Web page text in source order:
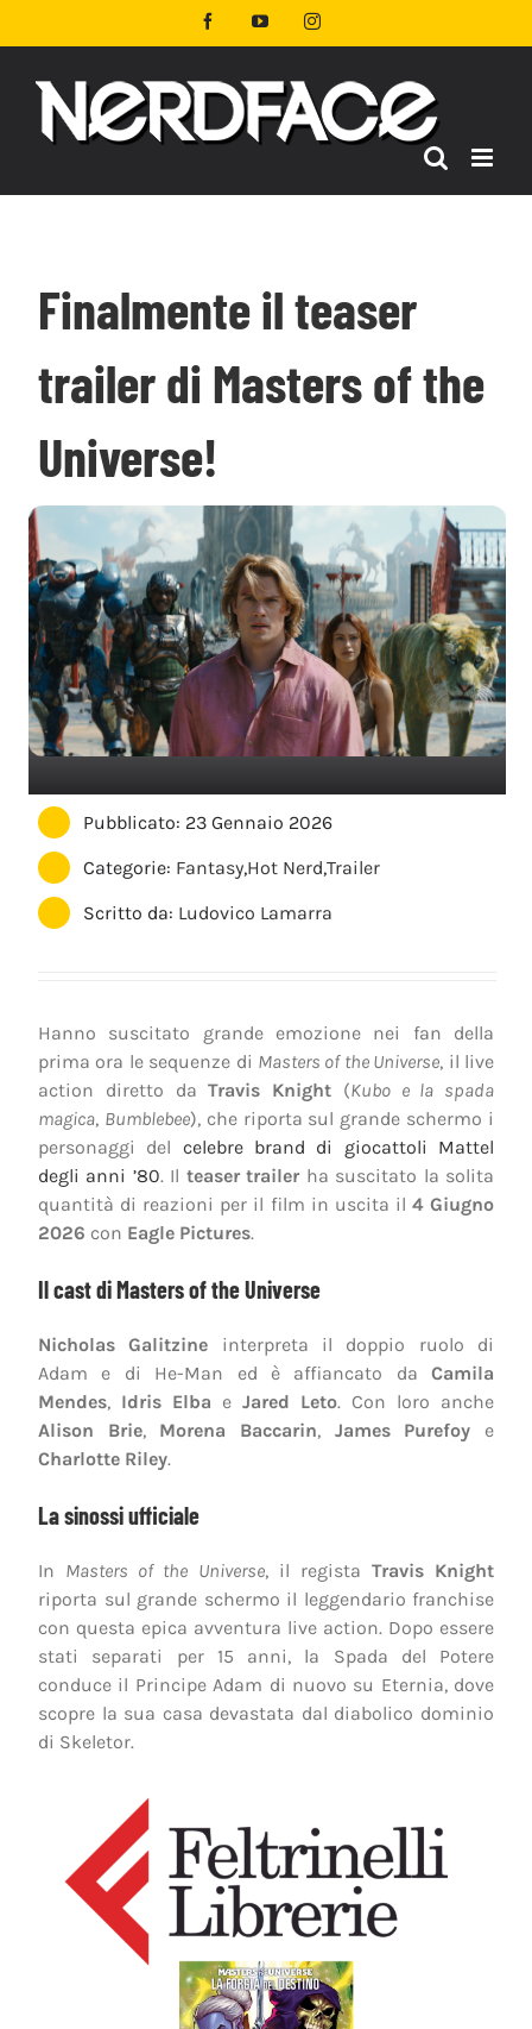
al
FacebookYouTubeInstagram
Finalmente il teaser
trailer di Masters of the
Universe!
Pubblicato: 23 Gennaio 2026
Categorie: Fantasy,Hot Nerd,Trailer
Scritto da: Ludovico Lamarra
Hanno suscitato grande emozione nei fan della
prima ora le sequenze di Masters of the Universe, il live
action diretto daTravis Knight (Kubo e la spada
magica, Bumblebee), che riporta sul grande schermo i
personaggi del celebre brand di giocattoli Mattel
degli anni ’80. Il teaser trailer ha suscitato la solita
quantità di reazioni per il film in uscita il 4 Giugno
2026 con Eagle Pictures.
Il cast di Masters of the Universe
Nicholas Galitzine interpreta il doppio ruolo di
Adam e di He-Man ed è affiancato da Camila
Mendes, Idris Elba e Jared Leto. Con loro anche
Alison Brie, Morena Baccarin, James Purefoy e
Charlotte Riley.
La sinossi ufficiale
In Masters of the Universe, il regista Travis Knight
riporta sul grande schermo il leggendario franchise
con questa epica avventura live action. Dopo essere
stati separati per 15 anni, la Spada del Potere
conduce il Principe Adam di nuovo su Eternia, dove
scopre la sua casa devastata dal diabolico dominio
di Skeletor.